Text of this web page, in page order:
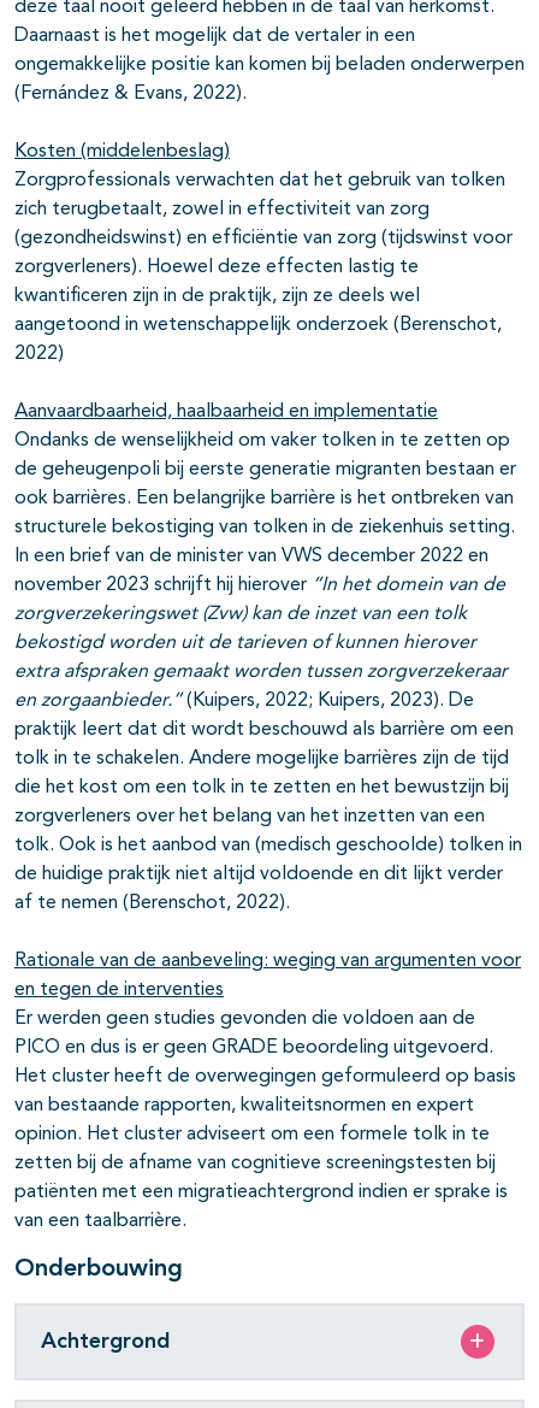
deze taal nooit geleerd hebben in de taal van herkomst.
Daarnaast is het mogelijk dat de vertaler in een
ongemakkelijke positie kan komen bij beladen onderwerpen
(Fernández & Evans, 2022).
Kosten (middelenbeslag)
Zorgprofessionals verwachten dat het gebruik van tolken
zich terugbetaalt, zowel in effectiviteit van zorg
(gezondheidswinst) en efficiëntie van zorg (tijdswinst voor
zorgverleners). Hoewel deze effecten lastig te
kwantificeren zijn in de praktijk, zijn ze deels wel
aangetoond in wetenschappelijk onderzoek (Berenschot,
2022)
Aanvaardbaarheid, haalbaarheid en implementatie
Ondanks de wenselijkheid om vaker tolken in te zetten op
de geheugenpoli bij eerste generatie migranten bestaan er
ook barrières. Een belangrijke barrière is het ontbreken van
structurele bekostiging van tolken in de ziekenhuis setting.
In een brief van de minister van VWS december 2022 en
november 2023 schrijft hij hierover “In het domein van de
zorgverzekeringswet (Zvw) kan de inzet van een tolk
bekostigd worden uit de tarieven of kunnen hierover
extra afspraken gemaakt worden tussen zorgverzekeraar
en zorgaanbieder.”(Kuipers, 2022; Kuipers, 2023). De
praktijk leert dat dit wordt beschouwd als barrière om een
tolk in te schakelen. Andere mogelijke barrières zijn de tijd
die het kost om een tolk in te zetten en het bewustzijn bij
zorgverleners over het belang van het inzetten van een
tolk. Ook is het aanbod van (medisch geschoolde) tolken in
de huidige praktijk niet altijd voldoende en dit lijkt verder
af te nemen (Berenschot, 2022).
Rationale van de aanbeveling: weging van argumenten voor
en tegen de interventies
Er werden geen studies gevonden die voldoen aan de
PICO en dus is er geen GRADE beoordeling uitgevoerd.
Het cluster heeft de overwegingen geformuleerd op basis
van bestaande rapporten, kwaliteitsnormen en expert
opinion. Het cluster adviseert om een formele tolk in te
zetten bij de afname van cognitieve screeningstesten bij
patiënten met een migratieachtergrond indien er sprake is
van een taalbarrière.
Onderbouwing
Achtergrond